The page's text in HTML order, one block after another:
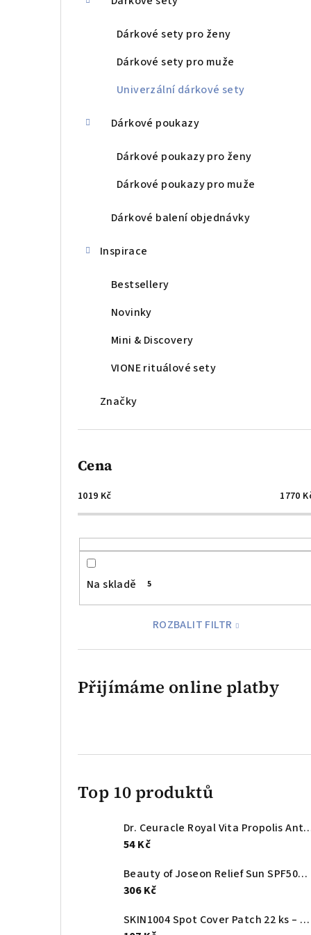
Dárkové sety pro ženy
Dárkové sety pro muže
Univerzální dárkové sety
Dárkové poukazy
Dárkové poukazy pro ženy
Dárkové poukazy pro muže
Dárkové balení objednávky
Inspirace
Bestsellery
Novinky
Mini & Discovery
VIONE rituálové sety
Značky
Cena
1019 Kč 1770
Na skladě 5
ROZBALIT FILTR
Přijímáme online platby
Top 10 produktů
Dr. Ceuracle Royal Vita Propolis
54 Kč
Beauty of Joseon Relief Sun SPF50+ (50 ml) – Rice + Probiotics
306 Kč
SKIN1004 Spot Cover Patch 22 ks – ultra-tenké náplasti na pupínky pro diskrétní krytí